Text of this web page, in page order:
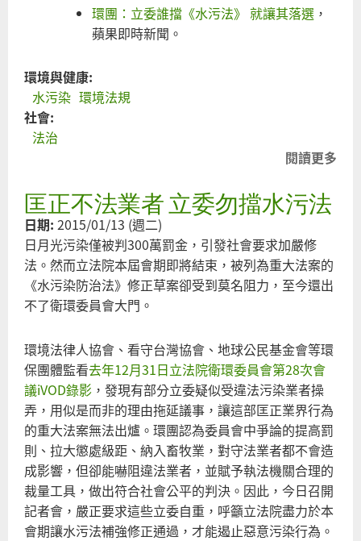
環團：立委誰擋《水污法》 就讓其落選 ，
蘋果即時新聞。
環境與健康:
水污染 環境法規
社會:
法治
閱讀更多
匡正不法業者 立委勿擋水污法
日期: 2015/01/13 (週二)
日月光污染僅被判300萬罰金，引發社會要求加嚴修
法。然而立法院本屆會期即將結束，被列為重大法案的
《水污染防治法》修正草案卻受到莫名阻力，至今還出
不了衛環委員會大門。
環境法律人協會、看守台灣協會、地球公民基金會等環
保團體監看去年12月31日立法院衛環委員會第28次會
議iVOD錄影 ，發現有部分立委疑似受違法污染業者操
弄，用似是而非的理由拖延議事，讓這部匡正業界行為
的重大法案無法出爐。環團認為委員會中爭論的提高罰
則、拉大懲處級距、納入畜牧業，對守法業者都不會造
成影響，但卻能嚇阻違法業者，並賦予執法機關合理的
裁量工具，做出符合社會公平的判決。因此，今日召開
記者會，嚴正要求這些立委自重，呼籲立法院盡力於本
會期讓水污法補強修正通過，才能遏止惡意污染行為。